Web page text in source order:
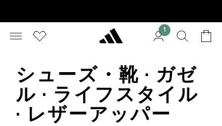
1
シューズ・靴 · ガゼ
ル · ライフスタイル
· レザーアッパー